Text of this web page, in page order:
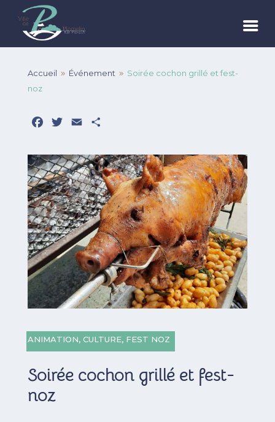
Accueil 9 Événement 9 Soirée cochon grillé et fest-
noz
Facebook
Twitter
Email
ANIMATION, CULTURE, FEST NOZ
Soirée cochon grillé et fest-
noz